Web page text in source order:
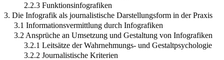
2.2.3 Funktionsinfografiken
3. Die Infografik als journalistische Darstellungsform in der Praxis
3.1 Informationsvermittlung durch Infografiken
3.2 Ansprüche an Umsetzung und Gestaltung von Infografiken
3.2.1 Leitsätze der Wahrnehmungs- und Gestaltpsychologie
3.2.2 Journalistische Kriterien